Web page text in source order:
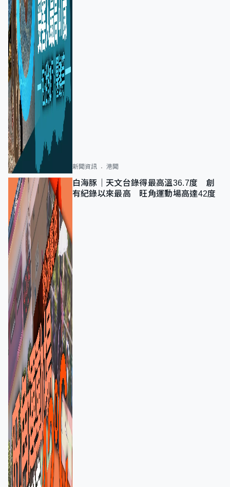
新聞資訊 港聞
白海豚｜天文台錄得最高溫36.7度 創
有紀錄以來最高 旺角運動場高達42度